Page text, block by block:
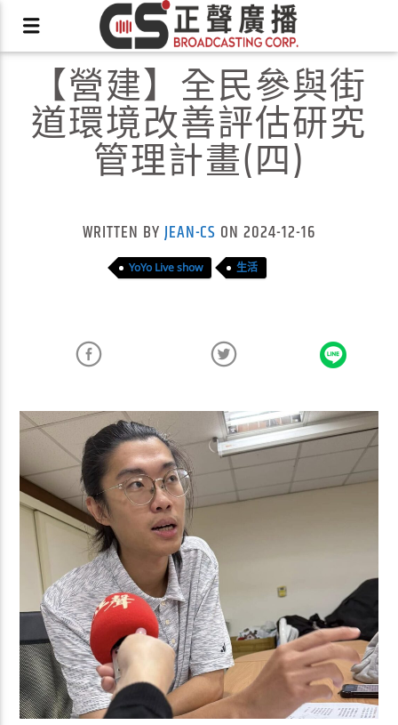
【營建】全民參與街
道環境改善評估研究
管理計畫(四)
WRITTEN BY JEAN-CS ON 2024-12-16
YoYo Live show 生活